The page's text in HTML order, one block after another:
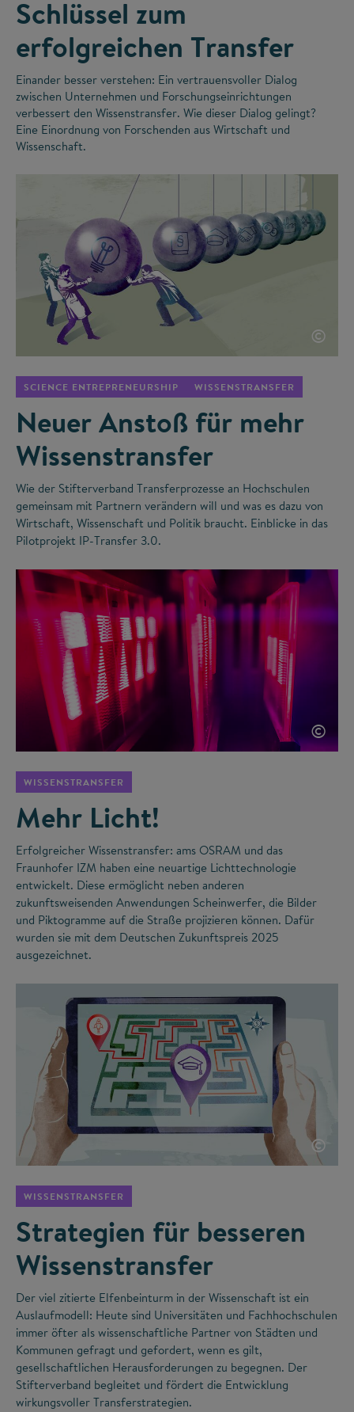
Schlüssel zum
erfolgreichen Transfer
Einander besser verstehen: Ein vertrauensvoller Dialog
zwischen Unternehmen und Forschungseinrichtungen
verbessert den Wissenstransfer. Wie dieser Dialog gelingt?
Eine Einordnung von Forschenden aus Wirtschaft und
Wissenschaft.
©
SCIENCE ENTREPRENEURSHIP WISSENSTRANSFER
Neuer Anstoß für mehr
Wissenstransfer
Wie der Stifterverband Transferprozesse an Hochschulen
gemeinsam mit Partnern verändern will und was es dazu von
Wirtschaft, Wissenschaft und Politik braucht. Einblicke in das
Pilotprojekt IP-Transfer 3.0.
©
WISSENSTRANSFER
Mehr Licht!
Erfolgreicher Wissenstransfer: ams OSRAM und das
Fraunhofer IZM haben eine neuartige Lichttechnologie
entwickelt. Diese ermöglicht neben anderen
zukunftsweisenden Anwendungen Scheinwerfer, die Bilder
und Piktogramme auf die Straße projizieren können. Dafür
wurden sie mit dem Deutschen Zukunftspreis 2025
ausgezeichnet.
©
WISSENSTRANSFER
Strategien für besseren
Wissenstransfer
Der viel zitierte Elfenbeinturm in der Wissenschaft ist ein
Auslaufmodell: Heute sind Universitäten und Fachhochschulen
immer öfter als wissenschaftliche Partner von Städten und
Kommunen gefragt und gefordert, wenn es gilt,
gesellschaftlichen Herausforderungen zu begegnen. Der
Stifterverband begleitet und fördert die Entwicklung
wirkungsvoller Transferstrategien.